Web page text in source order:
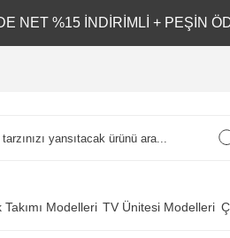
NET %15 İNDİRİMLİ + PEŞİN
Takımı Modelleri TV Ünitesi Modelleri